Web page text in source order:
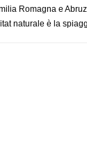
Romagna e
naturale è la